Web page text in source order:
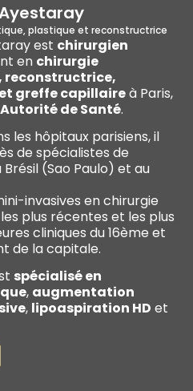
plastique et reconstructrice
est chirurgien
en chirurgie
reconstructrice,
greffe capillaireà Paris,
de Santé.
les hôpitaux parisiens, il
de spécialistes de
(Sao Paulo) et au
invasives en chirurgie
plus récentes et les plus
cliniques du 16ème et
de la capitale.
spécialisé en
, augmentation
, lipoaspiration HD et